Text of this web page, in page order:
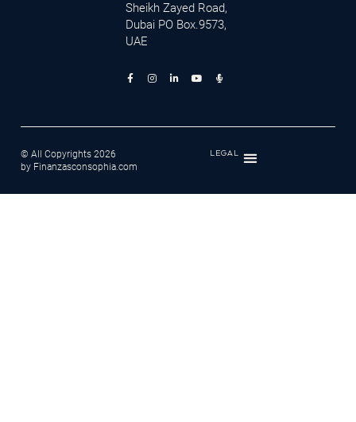
Sheikh Zayed Road,
Dubai PO Box.9573,
UAE
© All Copyrights 2026
by Finanzasconsophia.com
LEGAL